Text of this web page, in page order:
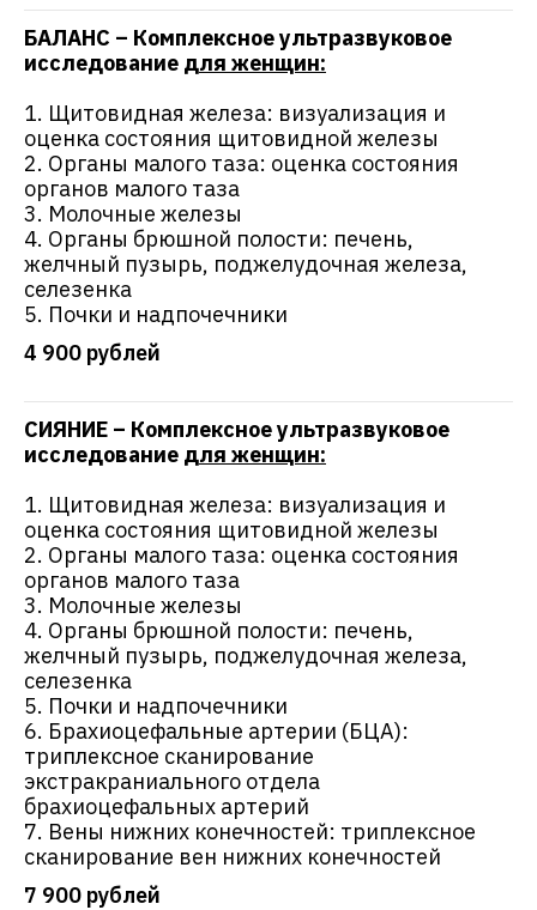
БАЛАНС – Комплексное ультразвуковое
исследование для женщин:
1. Щитовидная железа: визуализация и
оценка состояния щитовидной железы
2. Органы малого таза: оценка состояния
органов малого таза
3. Молочные железы
4. Органы брюшной полости: печень,
желчный пузырь, поджелудочная железа,
селезенка
5. Почки и надпочечники
4 900 рублей
СИЯНИЕ – Комплексное ультразвуковое
исследование для женщин:
1. Щитовидная железа: визуализация и
оценка состояния щитовидной железы
2. Органы малого таза: оценка состояния
органов малого таза
3. Молочные железы
4. Органы брюшной полости: печень,
желчный пузырь, поджелудочная железа,
селезенка
5. Почки и надпочечники
6. Брахиоцефальные артерии (БЦА):
триплексное сканирование
экстракраниального отдела
брахиоцефальных артерий
7. Вены нижних конечностей: триплексное
сканирование вен нижних конечностей
7 900 рублей
Консультация
сосудистого хирурга
+ УЗИ вен нижних конечностей
ЗАПИСАТЬСЯ НА ПРИЁМ
2 000 ₽